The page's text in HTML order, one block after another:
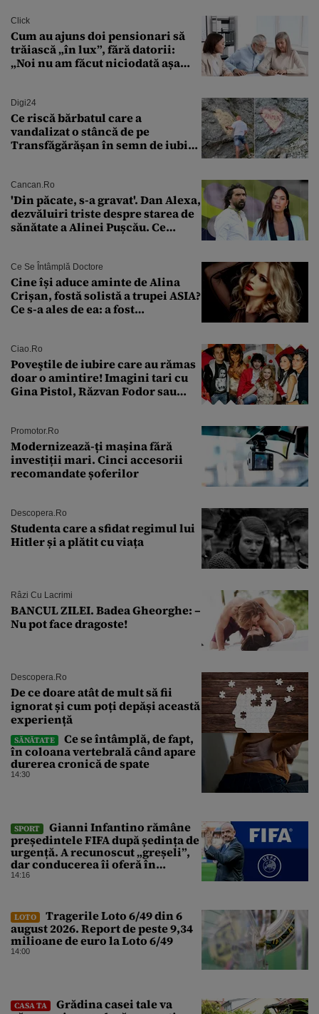
Click
Cum au ajuns doi pensionari să
trăiască „în lux”, fără datorii:
„Noi nu am făcut niciodată așa
Digi24
Ce riscă bărbatul care a
vandalizat o stâncă de pe
Transfăgărășan în semn de iubire
Cancan.ro
'Din păcate, s-a gravat'. Dan Alexa,
dezvăluiri triste despre starea de
sănătate a Alinei Pușcău. Ce
Ce Se Întâmplă Doctore
Cine își aduce aminte de Alina
Crișan, fostă solistă a trupei ASIA?
Ce s-a ales de ea: a fost
Ciao.ro
Poveştile de iubire care au rămas
doar o amintire! Imagini tari cu
Gina Pistol, Răzvan Fodor sau
Promotor.ro
Modernizează-ți mașina fără
investiții mari. Cinci accesorii
recomandate șoferilor
Descopera.ro
Studenta care a sfidat regimul lui
Hitler și a plătit cu viața
Râzi Cu Lacrimi
BANCUL ZILEI. Badea Gheorghe: –
Nu pot face dragoste!
Descopera.ro
De ce doare atât de mult să fii
ignorat și cum poți depăși această
experiență
SĂNĂTATE
Ce se întâmplă, de fapt,
în coloana vertebrală când apare
durerea cronică de spate
14:30
SPORT
Gianni Infantino rămâne
președintele FIFA după ședința de
urgență. A recunoscut „greșeli”,
dar conducerea îi oferă în
continuare sprijin
14:16
LOTO
Tragerile Loto 6/49 din 6
august 2026. Report de peste 9,34
milioane de euro la Loto 6/49
14:00
CASA TA
Grădina casei tale va